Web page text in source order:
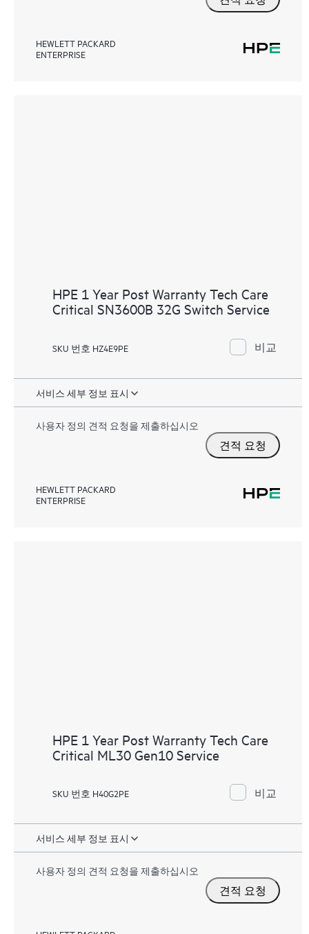
HEWLETT PACKARD
ENTERPRISE
HPE 1 Year Post Warranty Tech Care
Critical SN3600B 32G Switch Service
SKU 번호 HZ4E9PE 비교
서비스 세부 정보 표시
사용자 정의 견적 요청을 제출하십시오
견적 요청
HEWLETT PACKARD
ENTERPRISE
HPE 1 Year Post Warranty Tech Care
Critical ML30 Gen10 Service
SKU 번호 H40G2PE 비교
서비스 세부 정보 표시
사용자 정의 견적 요청을 제출하십시오
견적 요청